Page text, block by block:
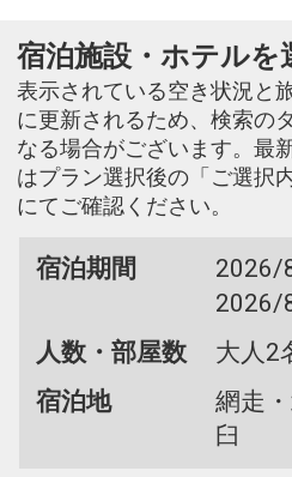
宿泊施設・ホテル
表示されている空き状況と
に更新されるため、検索の
なる場合がございます。最
はプラン選択後の「ご選択
にてご確認ください。
宿泊期間
2026/
2026/
人数・部屋数
大人2
宿泊地
網走
臼